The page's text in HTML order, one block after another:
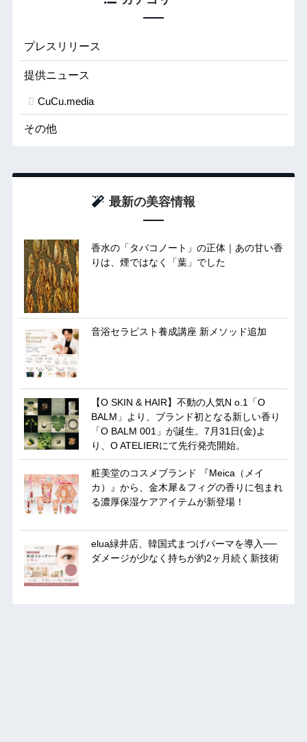
プレスリリース
提供ニュース
CuCu.media
その他
最新の美容情報
香水の「タバコノート」の正体｜あの甘い香
りは、煙ではなく「葉」でした
音浴セラピスト養成講座 新メソッド追加
【O SKIN & HAIR】不動の人気N o.1「O
BALM」より、ブランド初となる新しい香り
「O BALM 001」が誕生。7月31日(金)よ
り、O ATELIERにて先行発売開始。
粧美堂のコスメブランド 『Meica（メイ
カ）』から、金木犀＆フィグの香りに包まれ
る濃厚保湿ケアアイテムが新登場！
elua緑井店、韓国式まつげパーマを導入──
ダメージが少なく持ちが約2ヶ月続く新技術